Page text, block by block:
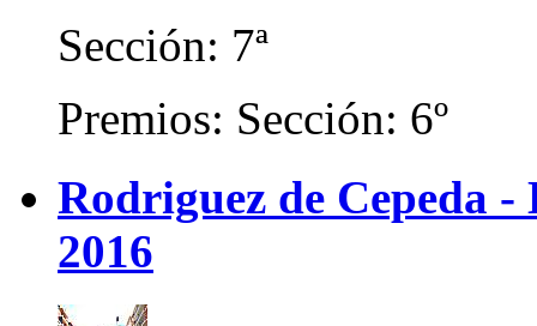
Sección: 7ª
Premios: Sección: 6º
Rodriguez de Cepeda
2016